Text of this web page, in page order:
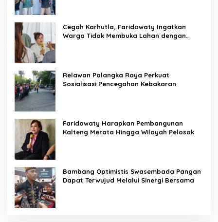
Cegah Karhutla, Faridawaty Ingatkan
Warga Tidak Membuka Lahan dengan
Relawan Palangka Raya Perkuat
Sosialisasi Pencegahan Kebakaran
Faridawaty Harapkan Pembangunan
Kalteng Merata Hingga Wilayah Pelosok
Bambang Optimistis Swasembada Pangan
Dapat Terwujud Melalui Sinergi Bersama